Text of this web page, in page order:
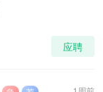
应聘